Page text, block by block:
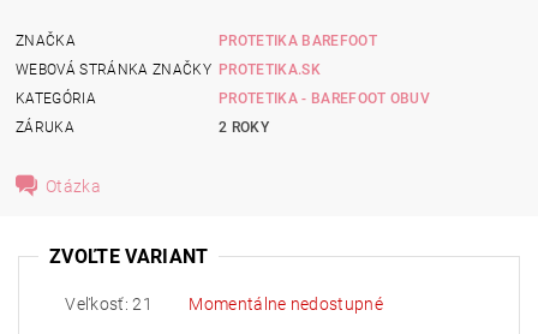
ZNAČKA
PROTETIKA BAREFOOT
WEBOVÁ STRÁNKA ZNAČKY PROTETIKA.SK
KATEGÓRIA
PROTETIKA - BAREFOOT OBUV
ZÁRUKA
2 ROKY
Otázka
ZVOĽTE VARIANT
Veľkosť: 21 Momentálne nedostupné